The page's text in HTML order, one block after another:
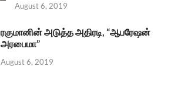
August 6, 2019
ரகுமானின் அடுத்த அதிரடி, “ஆபரேஷன்
அரபைமா”
August 6, 2019